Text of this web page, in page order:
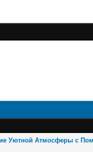
Уютной Атмосферы с